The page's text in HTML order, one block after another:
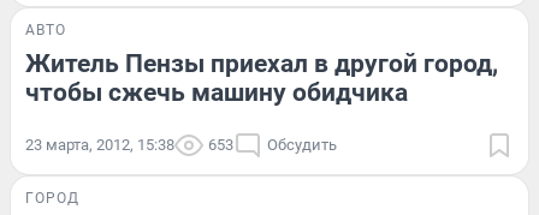
АВТО
Житель Пензы приехал в другой город,
чтобы сжечь машину обидчика
23 марта, 2012, 15:38 653 Обсудить
ГОРОД